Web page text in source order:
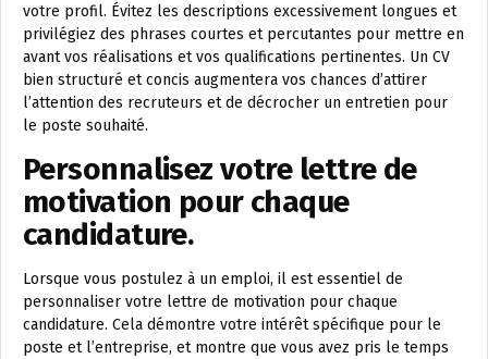
votre profil. Évitez les descriptions excessivement longues et
privilégiez des phrases courtes et percutantes pour mettre en
avant vos réalisations et vos qualifications pertinentes. Un CV
bien structuré et concis augmentera vos chances d’attirer
l’attention des recruteurs et de décrocher un entretien pour
le poste souhaité.
Personnalisez votre lettre de
motivation pour chaque
candidature.
Lorsque vous postulez à un emploi, il est essentiel de
personnaliser votre lettre de motivation pour chaque
candidature. Cela démontre votre intérêt spécifique pour le
poste et l’entreprise, et montre que vous avez pris le temps